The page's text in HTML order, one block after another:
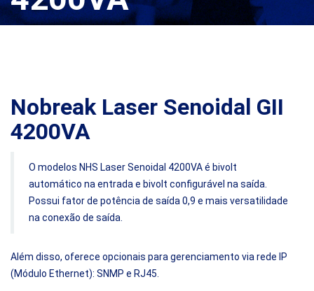
Nobreak Laser Senoidal GII
4200VA
O modelos NHS Laser Senoidal 4200VA é bivolt
automático na entrada e bivolt configurável na saída.
Possui fator de potência de saída 0,9 e mais versatilidade
na conexão de saída.
Além disso, oferece opcionais para gerenciamento via rede IP
(Módulo Ethernet): SNMP e RJ45.